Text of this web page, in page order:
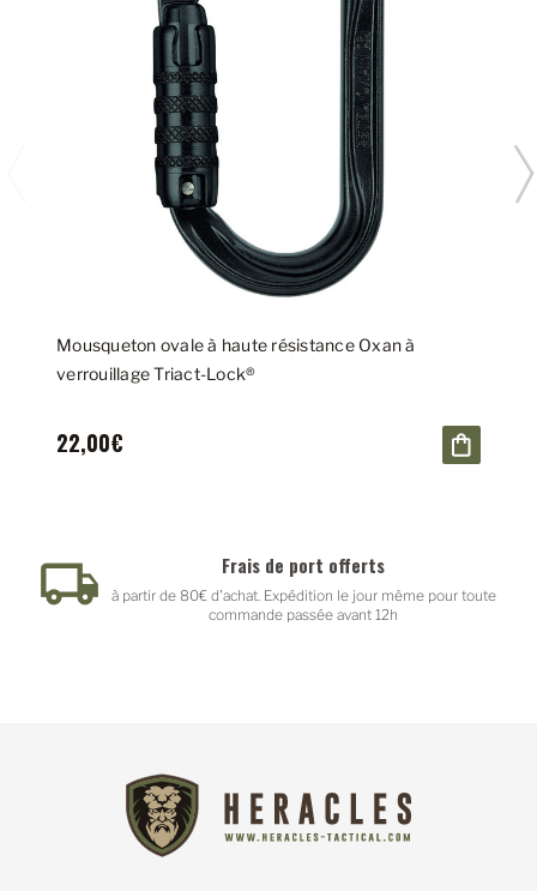
Mousqueton ovale à haute résistance Oxan à
verrouillage Triact-Lock®
22,00€
Frais de port offerts
à partir de 80€ d'achat. Expédition le jour même pour toute
commande passée avant 12h